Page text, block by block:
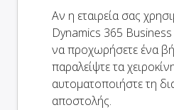
Αν η εταιρεία σας
Dynamics 365 Business
να προχωρήσετε ένα
παραλείψτε τα
αυτοματοποιήστε τη
αποστολής.